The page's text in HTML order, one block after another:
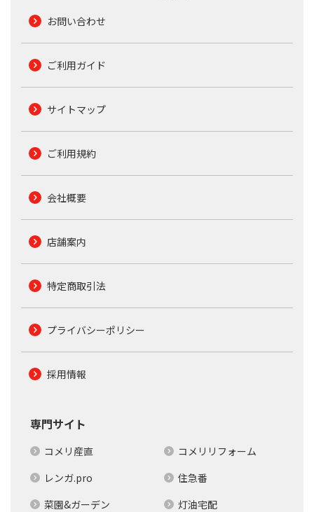
お問い合わせ
ご利用ガイド
サイトマップ
ご利用規約
会社概要
店舗案内
特定商取引法
プライバシーポリシー
採用情報
専門サイト
コメリ産直
コメリリフォーム
レンガ.pro
住急番
菜園&ガーデン
灯油宅配